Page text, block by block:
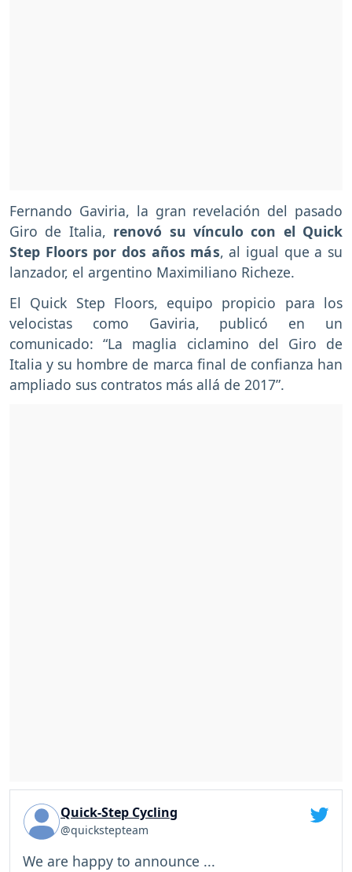
Fernando Gaviria, la gran revelación del pasado
Giro de Italia, renovó su vínculo con el Quick
Step Floors por dos años más, al igual que a su
lanzador, el argentino Maximiliano Richeze.
El Quick Step Floors, equipo propicio para los
velocistas como Gaviria, publicó en un
comunicado: “La maglia ciclamino del Giro de
Italia y su hombre de marca final de confianza han
ampliado sus contratos más allá de 2017”.
Quick-Step Cycling
@quickstepteam
We are happy to announce ...